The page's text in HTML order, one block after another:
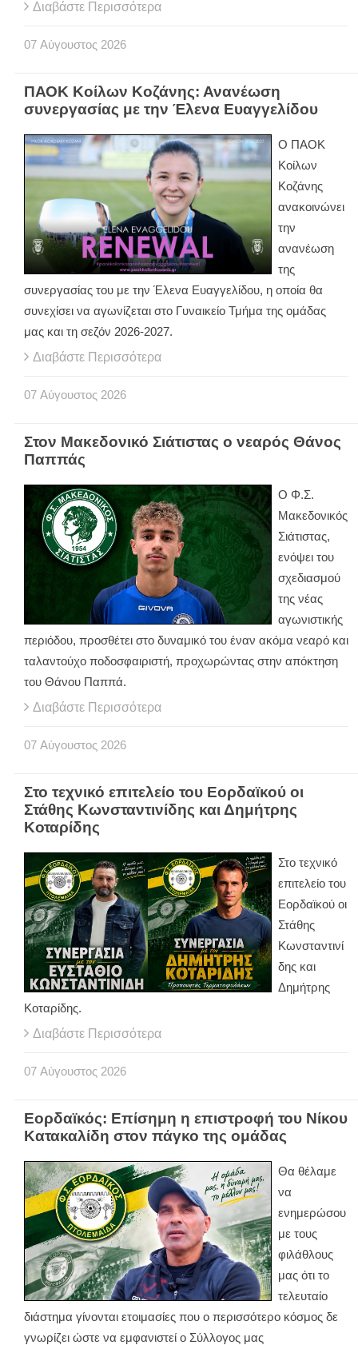
Διαβάστε Περισσότερα
07 Αύγουστος 2026
ΠΑΟΚ Κοίλων Κοζάνης: Ανανέωση
συνεργασίας με την Έλενα Ευαγγελίδου
Ο ΠΑΟΚ
Κοίλων
Κοζάνης
ανακοινώνει
την
ανανέωση
της
συνεργασίας του με την Έλενα Ευαγγελίδου, η οποία θα
συνεχίσει να αγωνίζεται στο Γυναικείο Τμήμα της ομάδας
μας και τη σεζόν 2026-2027.
Διαβάστε Περισσότερα
07 Αύγουστος 2026
Στον Μακεδονικό Σιάτιστας ο νεαρός Θάνος
Παππάς
Ο Φ.Σ.
Μακεδονικός
Σιάτιστας,
ενόψει του
σχεδιασμού
της νέας
αγωνιστικής
περιόδου, προσθέτει στο δυναμικό του έναν ακόμα νεαρό και
ταλαντούχο ποδοσφαιριστή, προχωρώντας στην απόκτηση
του Θάνου Παππά.
Διαβάστε Περισσότερα
07 Αύγουστος 2026
Στο τεχνικό επιτελείο του Εορδαϊκού οι
Στάθης Κωνσταντινίδης και Δημήτρης
Κοταρίδης
Στο τεχνικό
επιτελείο του
Εορδαϊκού οι
Στάθης
Κωνσταντινί
δης και
Δημήτρης
Κοταρίδης.
Διαβάστε Περισσότερα
07 Αύγουστος 2026
Εορδαϊκός: Επίσημη η επιστροφή του Νίκου
Κατακαλίδη στον πάγκο της ομάδας
Θα θέλαμε
να
ενημερώσου
με τους
φιλάθλους
μας ότι το
τελευταίο
διάστημα γίνονται ετοιμασίες που ο περισσότερο κόσμος δε
γνωρίζει ώστε να εμφανιστεί ο Σύλλογος μας